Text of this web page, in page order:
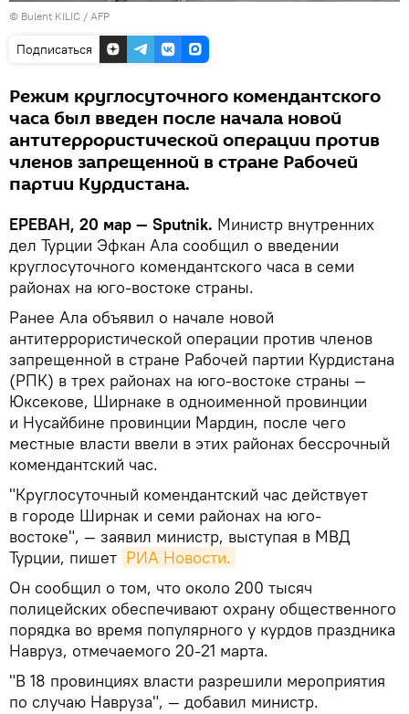
© Bulent KILIC / AFP
Подписаться
Режим круглосуточного комендантского
часа был введен после начала новой
антитеррористической операции против
членов запрещенной в стране Рабочей
партии Курдистана.
ЕРЕВАН, 20 мар — Sputnik. Министр внутренних
дел Турции Эфкан Ала сообщил о введении
круглосуточного комендантского часа в семи
районах на юго-востоке страны.
Ранее Ала объявил о начале новой
антитеррористической операции против членов
запрещенной в стране Рабочей партии Курдистана
(РПК) в трех районах на юго-востоке страны —
Юксекове, Ширнаке в одноименной провинции
и Нусайбине провинции Мардин, после чего
местные власти ввели в этих районах бессрочный
комендантский час.
"Круглосуточный комендантский час действует
в городе Ширнак и семи районах на юго-
востоке", — заявил министр, выступая в МВД
Турции, пишет РИА Новости.
Он сообщил о том, что около 200 тысяч
полицейских обеспечивают охрану общественного
порядка во время популярного у курдов праздника
Навруз, отмечаемого 20-21 марта.
"В 18 провинциях власти разрешили мероприятия
по случаю Навруза", — добавил министр.